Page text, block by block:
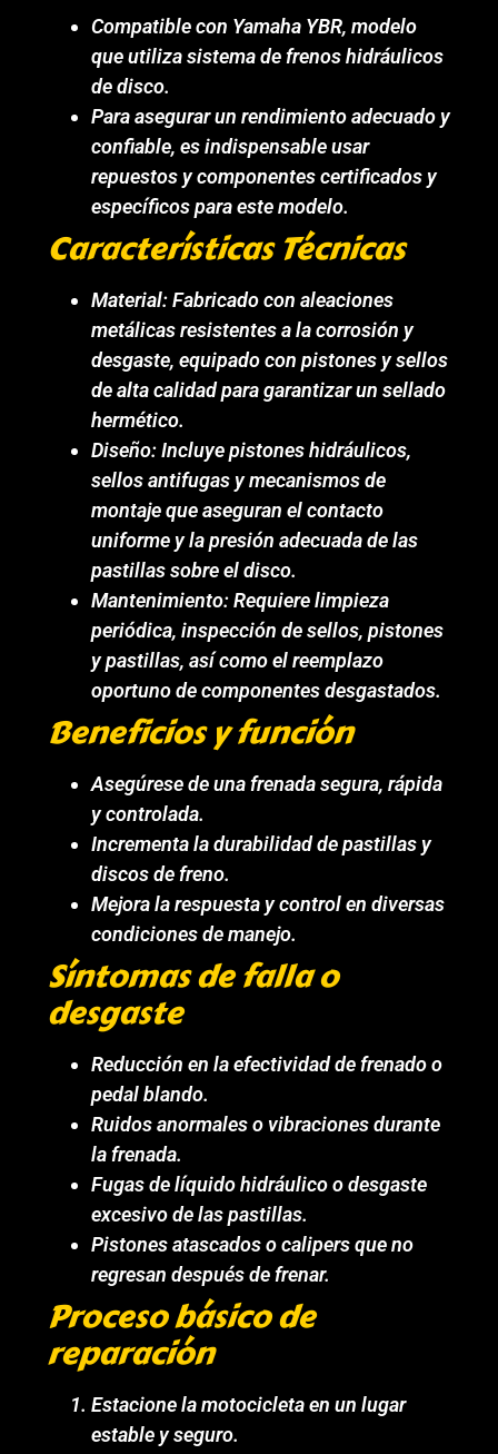
Compatible con Yamaha YBR, modelo
que utiliza sistema de frenos hidráulicos
de disco.
Para asegurar un rendimiento adecuado y
confiable, es indispensable usar
repuestos y componentes certificados y
específicos para este modelo.
Características Técnicas
Material: Fabricado con aleaciones
metálicas resistentes a la corrosión y
desgaste, equipado con pistones y sellos
de alta calidad para garantizar un sellado
hermético.
Diseño: Incluye pistones hidráulicos,
sellos antifugas y mecanismos de
montaje que aseguran el contacto
uniforme y la presión adecuada de las
pastillas sobre el disco.
Mantenimiento: Requiere limpieza
periódica, inspección de sellos, pistones
y pastillas, así como el reemplazo
oportuno de componentes desgastados.
Beneficios y función
Asegúrese de una frenada segura, rápida
y controlada.
Incrementa la durabilidad de pastillas y
discos de freno.
Mejora la respuesta y control en diversas
condiciones de manejo.
Síntomas de falla o
desgaste
Reducción en la efectividad de frenado o
pedal blando.
Ruidos anormales o vibraciones durante
la frenada.
Fugas de líquido hidráulico o desgaste
excesivo de las pastillas.
Pistones atascados o calipers que no
regresan después de frenar.
Proceso básico de
reparación
Estacione la motocicleta en un lugar
estable y seguro.